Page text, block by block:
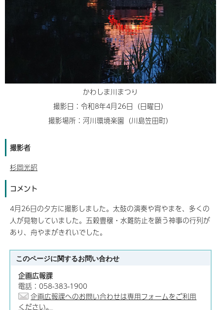
かわしま川まつり
撮影日：令和8年4月26日（日曜日）
撮影場所：河川環境楽園（川島笠田町）
撮影者
杉岡光昭
コメント
4月26日の夕方に撮影しました。太鼓の演奏や宵やまを、多くの
人が見物していました。五穀豊穣・水難防止を願う神事の行列が
あり、舟やまがきれいでした。
このページに関するお問い合わせ
企画広報課
電話：058-383-1900
企画広報課へのお問い合わせは専用フォームをご利用
ください。